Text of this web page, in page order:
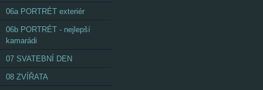
06a PORTRÉT exteriér
06b PORTRÉT - nejlepší
kamarádi
07 SVATEBNÍ DEN
08 ZVÍŘATA